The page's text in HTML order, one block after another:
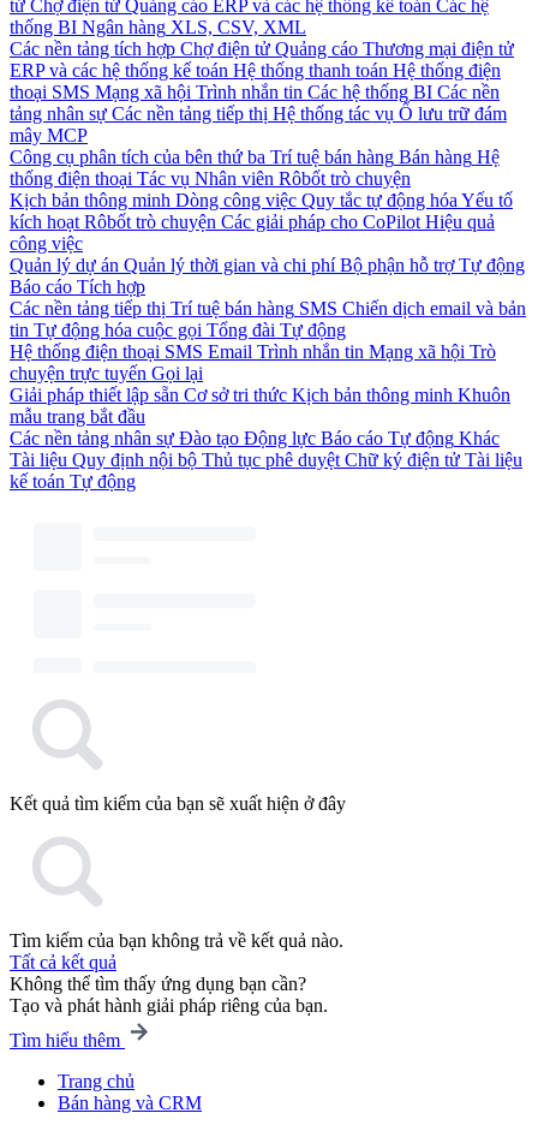
tử Chợ điện tử Quảng cáo ERP và các hệ thống kế toán Các hệ
thống BI Ngân hàng XLS, CSV, XML
Các nền tảng tích hợp Chợ điện tử Quảng cáo Thương mại điện tử
ERP và các hệ thống kế toán Hệ thống thanh toán Hệ thống điện
thoại SMS Mạng xã hội Trình nhắn tin Các hệ thống BI Các nền
tảng nhân sự Các nền tảng tiếp thị Hệ thống tác vụ Ổ lưu trữ đám
mây MCP
Công cụ phân tích của bên thứ ba Trí tuệ bán hàng Bán hàng Hệ
thống điện thoại Tác vụ Nhân viên Rôbốt trò chuyện
Kịch bản thông minh Dòng công việc Quy tắc tự động hóa Yếu tố
kích hoạt Rôbốt trò chuyện Các giải pháp cho CoPilot Hiệu quả
công việc
Quản lý dự án Quản lý thời gian và chi phí Bộ phận hỗ trợ Tự động
Báo cáo Tích hợp
Các nền tảng tiếp thị Trí tuệ bán hàng SMS Chiến dịch email và bản
tin Tự động hóa cuộc gọi Tổng đài Tự động
Hệ thống điện thoại SMS Email Trình nhắn tin Mạng xã hội Trò
chuyện trực tuyến Gọi lại
Giải pháp thiết lập sẵn Cơ sở tri thức Kịch bản thông minh Khuôn
mẫu trang bắt đầu
Các nền tảng nhân sự Đào tạo Động lực Báo cáo Tự động Khác
Tài liệu Quy định nội bộ Thủ tục phê duyệt Chữ ký điện tử Tài liệu
kế toán Tự động
Kết quả tìm kiếm của bạn sẽ xuất hiện ở đây
Tìm kiếm của bạn không trả về kết quả nào.
Tất cả kết quả
Không thể tìm thấy ứng dụng bạn cần?
Tạo và phát hành giải pháp riêng của bạn.
Tìm hiểu thêm
Trang chủ
Bán hàng và CRM